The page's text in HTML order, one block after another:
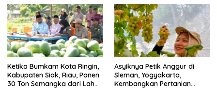
Ketika Bumkam Kota Ringin,
Kabupaten Siak, Riau, Panen
30 Ton Semangka dari Lahan
Asyiknya Petik Anggur di
Sleman, Yogyakarta,
Kembangkan Pertanian